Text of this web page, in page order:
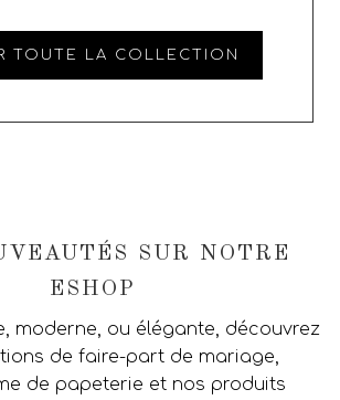
TOUTE LA COLLECTION
SUR NOTRE
ESHOP
moderne, ou élégante, découvrez
de faire-part de mariage,
de papeterie et nos produits